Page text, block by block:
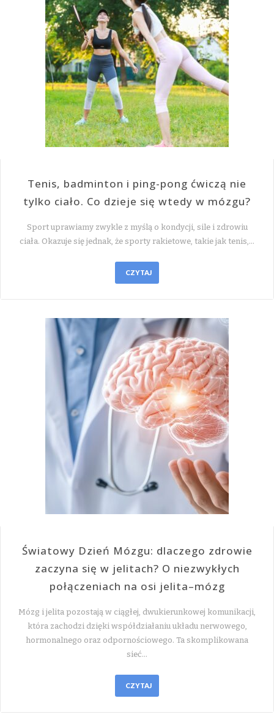
Tenis, badminton i ping-pong ćwiczą nie
tylko ciało. Co dzieje się wtedy w mózgu?
Sport uprawiamy zwykle z myślą o kondycji, sile i zdrowiu
ciała. Okazuje się jednak, że sporty rakietowe, takie jak tenis,…
CZYTAJ
Światowy Dzień Mózgu: dlaczego zdrowie
zaczyna się w jelitach? O niezwykłych
połączeniach na osi jelita–mózg
Mózg i jelita pozostają w ciągłej, dwukierunkowej komunikacji,
która zachodzi dzięki współdziałaniu układu nerwowego,
hormonalnego oraz odpornościowego. Ta skomplikowana
sieć…
CZYTAJ